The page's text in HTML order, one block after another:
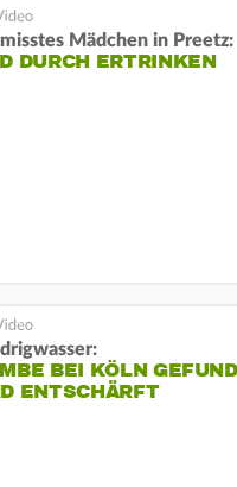
Mädchen in Preetz:
DURCH ERTRINKEN
BEI KÖLN
ENTSCHÄRFT